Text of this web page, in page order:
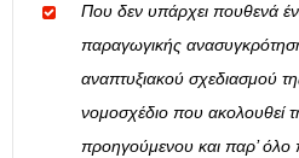
Που δεν υπάρχει πουθενά
παραγωγικής
αναπτυξιακού σχεδιασμού
νομοσχέδιο που ακολουθεί
προηγούμενου και παρ’